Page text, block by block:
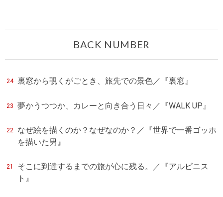
BACK NUMBER
24 裏窓から覗くがごとき、旅先での景色／『裏窓』
23 夢かうつつか、カレーと向き合う日々／『WALK UP』
22
なぜ絵を描くのか？なぜなのか？／『世界で一番ゴッホ
を描いた男』
21
そこに到達するまでの旅が心に残る。／『アルピニス
ト』